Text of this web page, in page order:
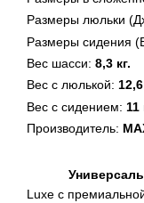
Размеры люльки
Размеры сидения
Вес шасси: 8,3 кг.
Вес с люлькой: 12,6
Вес с сидением: 11
Производитель:
Luxe с